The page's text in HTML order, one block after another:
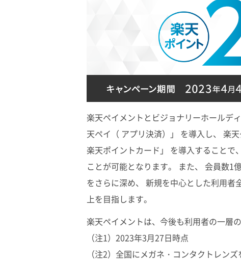
楽天ペイメントとビジョナリーホールデ
天ペイ（ アプリ決済）」 を導入し、 楽
楽天ポイントカード」 を導入することで
ことが可能となります。 また、 会員数1
をさらに深め、 新規を中心とした利用
上を目指します。
楽天ペイメントは、今後も利用者の一層
（注1）2023年3月27日時点
（注2）全国にメガネ・コンタクトレン